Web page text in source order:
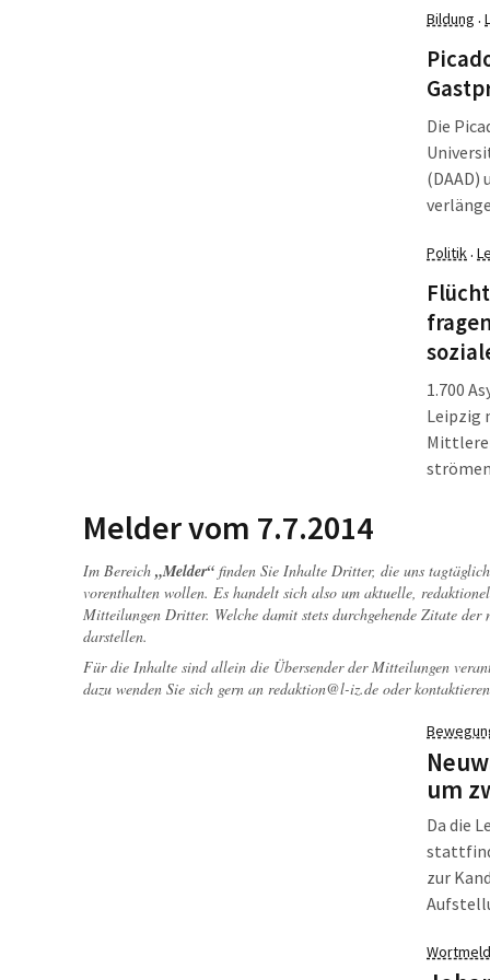
Am
Kamps
Bildung ·
Die
(DAAD)
Politik·
1.700
Leipzig
Melder vom 7.7.2014
Im Bereich „Melder“ finden Sie Inhalte Dritter, die uns
vorenthalten wollen. Es handelt sich also um aktuelle,
Mitteilungen Dritter. Welche damit stets durchgehende Zitate
darstellen.
Für die Inhalte sind allein die Übersender der Mitteilungen
dazu wenden Sie sich gern an redaktion@l-iz.de oder
um
Da die
zur